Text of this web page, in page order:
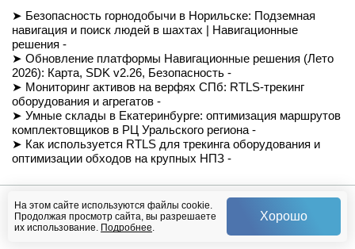
На этом сайте используются файлы cookie.
Продолжая просмотр сайта, вы разрешаете
их использование. Подробнее.
Хорошо
Недвижимость и офисы
Музеи
Транспорт
Ритейл
Навигация транспортных средств
Строительство
FAQ
Документация
Вход/Регистрация
Контакты
СОУТ
Политика обработки персональных данных
Условия доступа к сайту
Приказ Минцифры №511
Магазин
Безопасность горнодобычи в Норильске: Подземная
навигация и поиск людей в шахтах | Навигационные
решения -
Обновление платформы Навигационные решения (Лето
2026): Карта, SDK v2.26, Безопасность -
Мониторинг активов на верфях СПб: RTLS-трекинг
оборудования и агрегатов -
Умные склады в Екатеринбурге: оптимизация маршрутов
комплектовщиков в РЦ Уральского региона -
Как используется RTLS для трекинга оборудования и
оптимизации обходов на крупных НПЗ -
© Навигационные решения, 2026